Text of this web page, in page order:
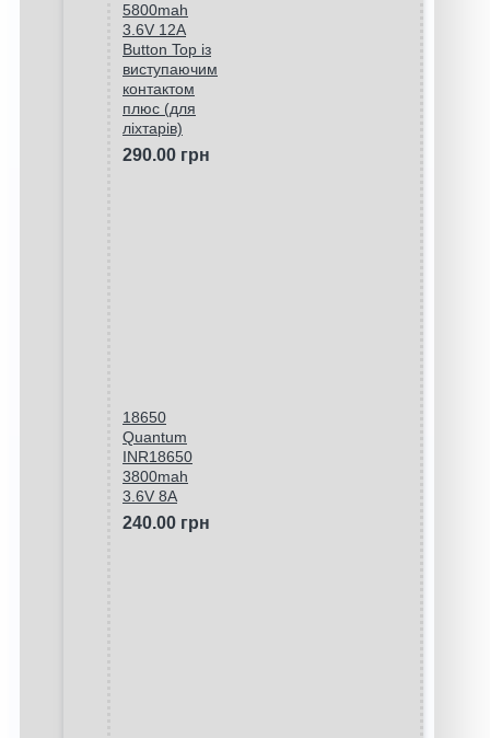
5800mah
3.6V 12A
Button Top із
виступаючим
контактом
плюс (для
ліхтарів)
290.00 грн
18650
Quantum
INR18650
3800mah
3.6V 8A
240.00 грн